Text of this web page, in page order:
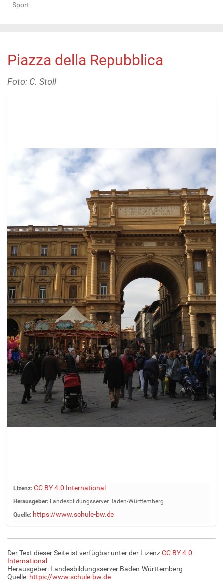
Sport
Piazza della Repubblica
Foto: C. Stoll
Z
e
g
e
B
l
d
i
Lizenz: CC BY 4.0 International
Herausgeber: Landesbildungsserver Baden-Württemberg
Quelle: https://www.schule-bw.de
Der Text dieser Seite ist verfügbar unter der LizenzCC BY 4.0
International
Herausgeber: Landesbildungsserver Baden-Württemberg
Quelle: https://www.schule-bw.de